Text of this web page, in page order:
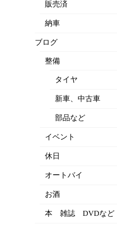
販売済
納車
ブログ
整備
タイヤ
新車、中古車
部品など
イベント
休日
オートバイ
お酒
本 雑誌 DVDなど